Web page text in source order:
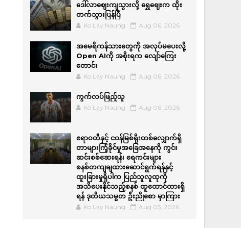
ဒေါ်လာဈေးကျသွားလို့ ရွှေဈေးက ထိုး
တက်သွားပြန်ပြီ
Ko Lay Naung Aug 06, 2026
အမေရိကန်သားတွေကို အလုပ်မပေးလို့
Open AIကို အစိုးရက လျော်ကြေး
တောင်း
Ko Lay Naung Aug 06, 2026
ကွက်လပ်ဖြည့်သူ
Ko Lay Naung Aug 06, 2026
ဧရာဝတီနှင့် ငဝန်မြစ်ရိုးတစ်လျှောက်ရှိ
တာများကြံ့ခိုင်မှုအခြေအနေကို ကွင်း
ဆင်းစစ်ဆေးရန်၊ ရေကင်းများ
စနစ်တကျချထားဆောင်ရွက်ရန်နှင့်
ထူးခြားမှုရှိပါက ပြည်သူလူထုကို
အသိပေးနိုင်သည့်စနစ် ထူထောင်ထားရှိ
ရန် ဒုတိယသမ္မတ ဦးညိုစော မှာကြား
Ko Lay Naung Aug 05, 2026